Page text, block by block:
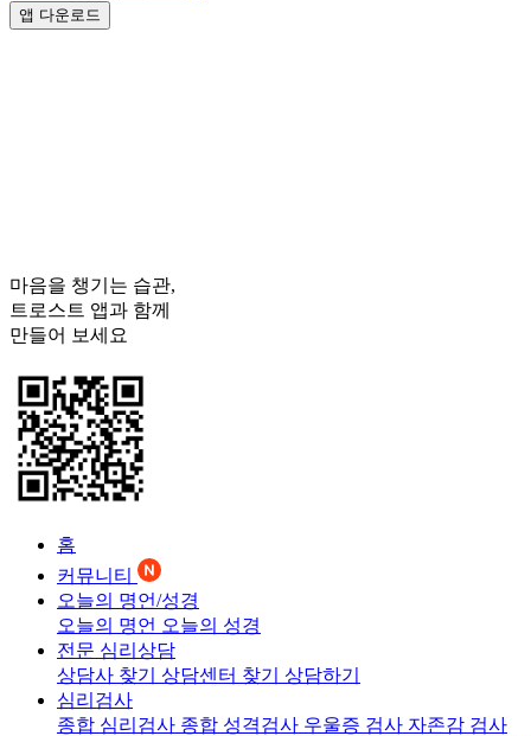
앱 다운로드
마음을 챙기는 습관,
트로스트 앱과 함께
만들어 보세요
홈
커뮤니티
오늘의 명언/성경
오늘의 명언 오늘의 성경
전문 심리상담
상담사 찾기 상담센터 찾기 상담하기
심리검사
종합 심리검사 종합 성격검사 우울증 검사 자존감 검사